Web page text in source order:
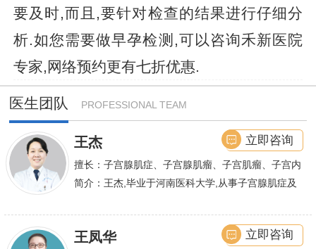
要及时,而且,要针对检查的结果进行仔细分
析.如您需要做早孕检测,可以咨询禾新医院
专家,网络预约更有七折优惠.
医生团队 PROFESSIONAL TEAM
王杰
擅长：子宫腺肌症、子宫腺肌瘤、子宫肌瘤、子宫内
膜异位症等,长年致力于妇科微创手术及显微妇科手
卵管堵塞、输卵管复通、输卵管粘连等女性输卵管性
简介：王杰,毕业于河南医科大学,从事子宫腺肌症及
立即咨询
王凤华 立即咨询